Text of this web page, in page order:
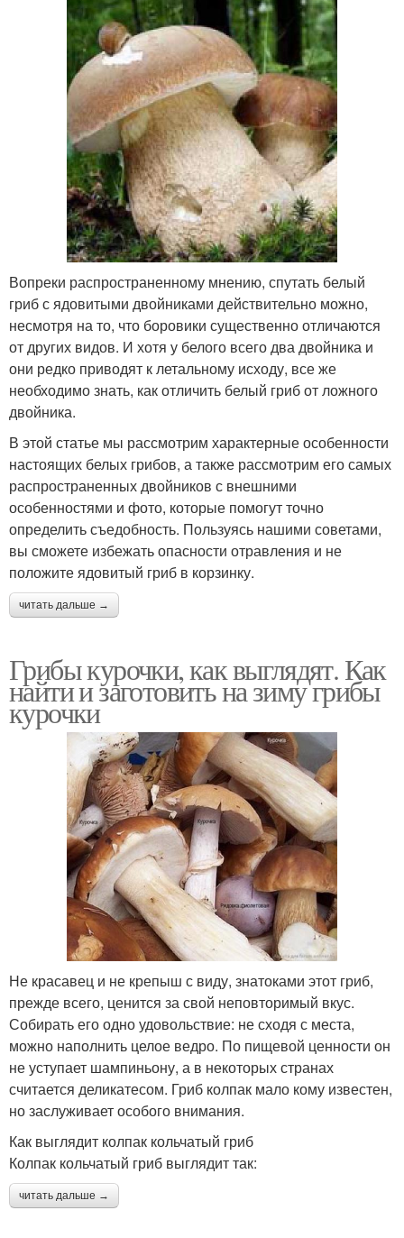
Вопреки распространенному мнению, спутать белый
гриб с ядовитыми двойниками действительно можно,
несмотря на то, что боровики существенно отличаются
от других видов. И хотя у белого всего два двойника и
они редко приводят к летальному исходу, все же
необходимо знать, как отличить белый гриб от ложного
двойника.
В этой статье мы рассмотрим характерные особенности
настоящих белых грибов, а также рассмотрим его самых
распространенных двойников с внешними
особенностями и фото, которые помогут точно
определить съедобность. Пользуясь нашими советами,
вы сможете избежать опасности отравления и не
положите ядовитый гриб в корзинку.
читать дальше →
Грибы курочки, как выглядят. Как
найти и заготовить на зиму грибы
курочки
Не красавец и не крепыш с виду, знатоками этот гриб,
прежде всего, ценится за свой неповторимый вкус.
Собирать его одно удовольствие: не сходя с места,
можно наполнить целое ведро. По пищевой ценности он
не уступает шампиньону, а в некоторых странах
считается деликатесом. Гриб колпак мало кому известен,
но заслуживает особого внимания.
Как выглядит колпак кольчатый гриб
Колпак кольчатый гриб выглядит так:
читать дальше →